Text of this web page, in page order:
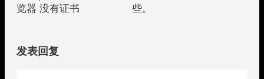
览器 没有证书
些。
发表回复